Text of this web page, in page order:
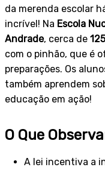
da merenda escolar
incrível! Na Escola
Andrade, cerca de
com o pinhão, que é
preparações. Os
também aprendem
educação em ação!
O Que
A lei incentiva a